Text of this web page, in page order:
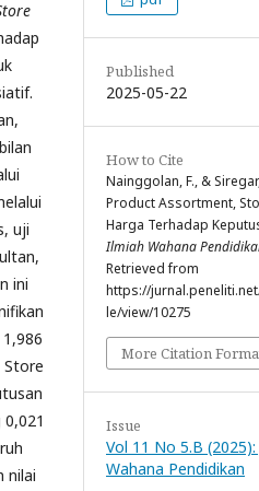
uji
ini
Store
nilai
Published
2025-05-22
How to Cite
Nainggolan, F., &
Product Assortment,
Harga Terhadap
Ilmiah Wahana
Retrieved from
https://
le/view/10275
More Citation
Issue
Vol 11 No 5.B
Wahana Pendidikan